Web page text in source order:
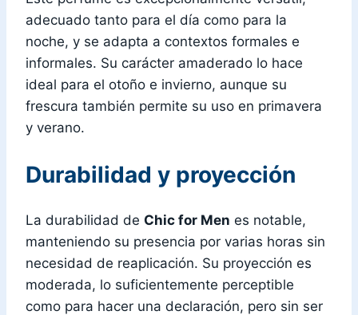
adecuado tanto para el día como para la
noche, y se adapta a contextos formales e
informales. Su carácter amaderado lo hace
ideal para el otoño e invierno, aunque su
frescura también permite su uso en primavera
y verano.
Durabilidad y proyección
La durabilidad de Chic for Men es notable,
manteniendo su presencia por varias horas sin
necesidad de reaplicación. Su proyección es
moderada, lo suficientemente perceptible
como para hacer una declaración, pero sin ser